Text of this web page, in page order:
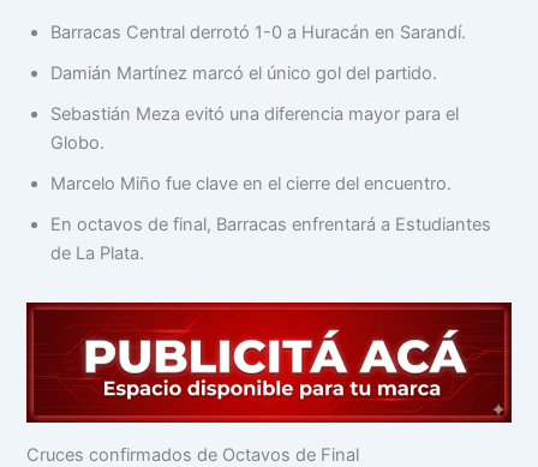
Barracas Central derrotó 1-0 a Huracán en Sarandí.
Damián Martínez marcó el único gol del partido.
Sebastián Meza evitó una diferencia mayor para el
Globo.
Marcelo Miño fue clave en el cierre del encuentro.
En octavos de final, Barracas enfrentará a Estudiantes
de La Plata.
Cruces confirmados de Octavos de Final